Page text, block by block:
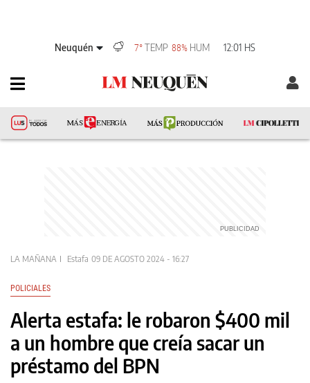
Neuquén 7° TEMP 88% HUM 12:01 HS
LA MAÑANA Estafa 09 DE AGOSTO 2024 - 16:27
POLICIALES
Alerta estafa: le robaron $400 mil
a un hombre que creía sacar un
préstamo del BPN